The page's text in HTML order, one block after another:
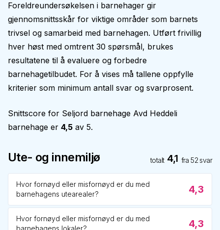
Foreldreundersøkelsen i barnehager gir
gjennomsnittsskår for viktige områder som barnets
trivsel og samarbeid med barnehagen. Utført frivillig
hver høst med omtrent 30 spørsmål, brukes
resultatene til å evaluere og forbedre
barnehagetilbudet. For å vises må tallene oppfylle
kriterier som minimum antall svar og svarprosent.
Snittscore for Seljord barnehage Avd Heddeli
barnehage er 4,5 av 5.
Ute- og innemiljø totalt 4,1 fra52 svar
Hvor fornøyd eller misfornøyd er du med
barnehagens utearealer?
4,3
Hvor fornøyd eller misfornøyd er du med
barnehagens lokaler?
4,3